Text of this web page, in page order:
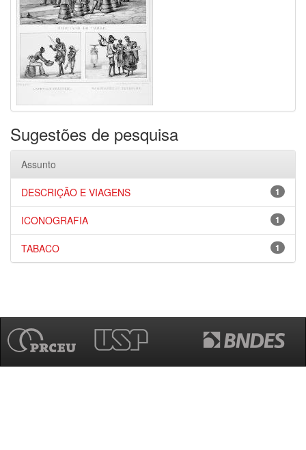
Sugestões de pesquisa
Assunto
1
DESCRIÇÃO E VIAGENS
1
ICONOGRAFIA
1
TABACO